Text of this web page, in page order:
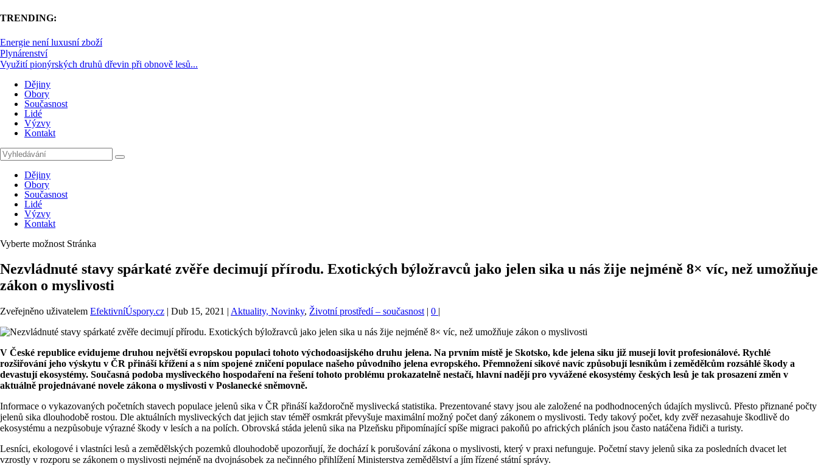
TRENDING:
Energie není luxusní zboží
Plynárenství
Využití pionýrských druhů dřevin při obnově lesů...
Dějiny
Obory
Současnost
Lidé
Výzvy
Kontakt
Dějiny
Obory
Současnost
Lidé
Výzvy
Kontakt
Vyberte možnost Stránka
Nezvládnuté stavy spárkaté zvěře decimují přírodu. Exotických býložravců jako jelen sika u nás žije nejméně 8× víc, než umožňuje
zákon o myslivosti
Zveřejněno uživatelem EfektivníÚspory.cz | Dub 15, 2021 | Aktuality, Novinky, Životní prostředí – současnost | 0 |
V České republice evidujeme druhou největší evropskou populaci tohoto východoasijského druhu jelena. Na prvním místě je Skotsko, kde jelena siku již musejí lovit profesionálové. Rychlé
rozšiřování jeho výskytu v ČR přináší křížení a s ním spojené zničení populace našeho původního jelena evropského. Přemnožení sikové navíc způsobují lesníkům i zemědělcům rozsáhlé škody a
devastují ekosystémy. Současná podoba mysliveckého hospodaření na řešení tohoto problému prokazatelně nestačí, hlavní nadějí pro vyvážené ekosystémy českých lesů je tak prosazení změn v
aktuálně projednávané novele zákona o myslivosti v Poslanecké sněmovně.
Informace o vykazovaných početních stavech populace jelenů sika v ČR přináší každoročně myslivecká statistika. Prezentované stavy jsou ale založené na podhodnocených údajích myslivců. Přesto přiznané počty
jelenů sika dlouhodobě rostou. Dle aktuálních mysliveckých dat jejich stav téměř osmkrát převyšuje maximální možný počet daný zákonem o myslivosti. Tedy takový počet, kdy zvěř nezasahuje škodlivě do
ekosystému a nezpůsobuje výrazné škody v lesích a na polích. Obrovská stáda jelenů sika na Plzeňsku připomínající spíše migraci pakoňů po afrických pláních jsou často natáčena řidiči a turisty.
Lesníci, ekologové i vlastníci lesů a zemědělských pozemků dlouhodobě upozorňují, že dochází k porušování zákona o myslivosti, který v praxi nefunguje. Početní stavy jelenů sika za posledních dvacet let
vzrostly v rozporu se zákonem o myslivosti nejméně na dvojnásobek za nečinného přihlížení Ministerstva zemědělství a jím řízené státní správy.